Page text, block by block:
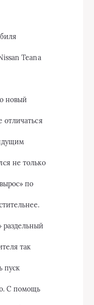
Teana
новый
отличаться
не только
по
раздельный
так
пуск
С помощь